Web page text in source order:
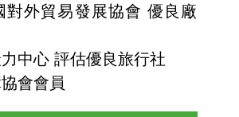
對外貿易發展協會 優良廠
中心 評估優良旅行社
會會員